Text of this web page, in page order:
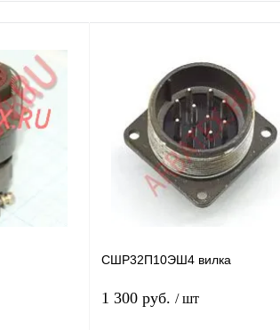
СШР32П10ЭШ4 вилка
1 300 руб. / шт